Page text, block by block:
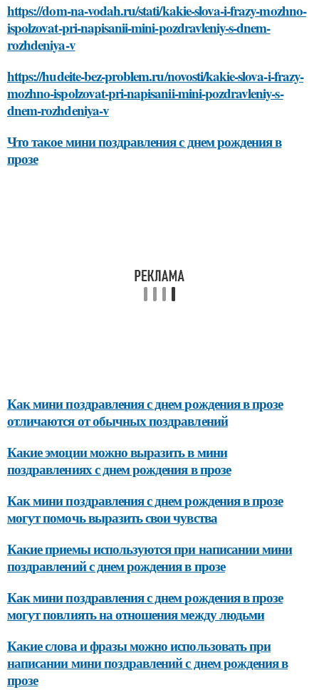
https://dom-na-vodah.ru/stati/kakie-slova-i-frazy-mozhno-
ispolzovat-pri-napisanii-mini-pozdravleniy-s-dnem-
rozhdeniya-v
https://hudeite-bez-problem.ru/novosti/kakie-slova-i-frazy-
mozhno-ispolzovat-pri-napisanii-mini-pozdravleniy-s-
dnem-rozhdeniya-v
Что такое мини поздравления с днем рождения в
прозе
Как мини поздравления с днем рождения в прозе
отличаются от обычных поздравлений
Какие эмоции можно выразить в мини
поздравлениях с днем рождения в прозе
Как мини поздравления с днем рождения в прозе
могут помочь выразить свои чувства
Какие приемы используются при написании мини
поздравлений с днем рождения в прозе
Как мини поздравления с днем рождения в прозе
могут повлиять на отношения между людьми
Какие слова и фразы можно использовать при
написании мини поздравлений с днем рождения в
прозе